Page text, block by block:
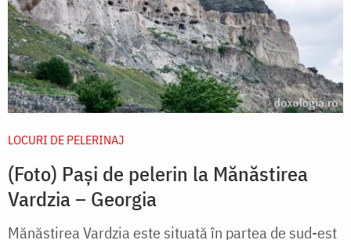
LOCURI DE PELERINAJ
(Foto) Pași de pelerin la Mănăstirea
Vardzia – Georgia
Mănăstirea Vardzia este situată în partea de sud-est